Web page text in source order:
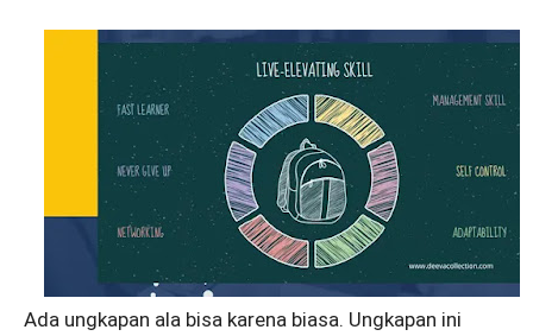
Ada ungkapan ala bisa karena biasa. Ungkapan ini